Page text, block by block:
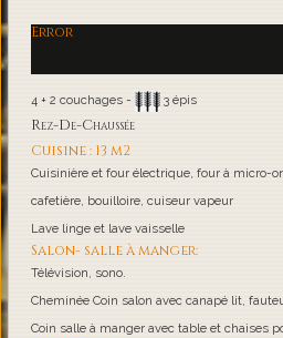
Error
4 + 2 couchages - 3 épis
Rez-De-Chaussée
Cuisine : 13 m2
Cuisinière et four électrique, four à micro-
cafetière, bouilloire, cuiseur vapeur
Lave linge et lave vaisselle
Salon- salle à manger:
Télévision, sono.
Cheminée Coin salon avec canapé lit,
Coin salle à manger avec table et chaises